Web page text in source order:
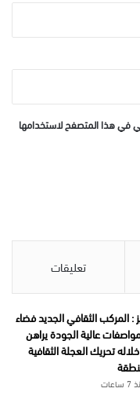
في هذا المتصفح لاستخدامها
تعليقات
: المركب الثقافي الجديد فضاء
عالية الجودة يراهن
تحريك العجلة الثقافية